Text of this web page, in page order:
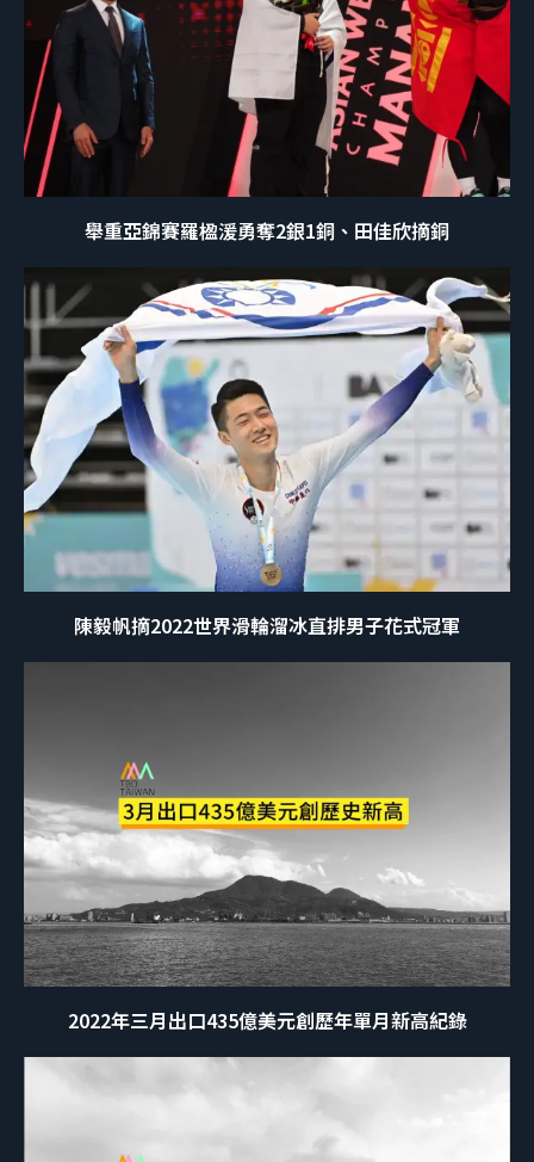
舉重亞錦賽羅楹湲勇奪2銀1銅、田佳欣摘銅
陳毅帆摘2022世界滑輪溜冰直排男子花式冠軍
2022年三月出口435億美元創歷年單月新高紀錄